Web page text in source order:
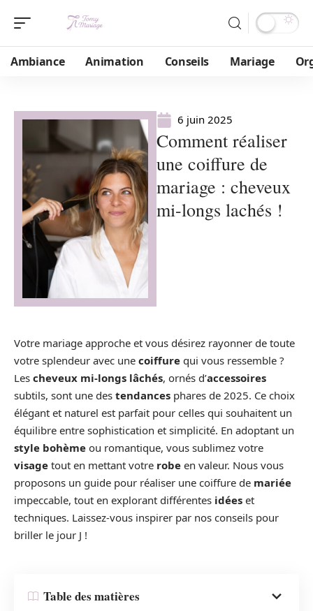
Ambiance Animation Conseils Mariage
6 juin 2025
Comment réaliser
une coiffure de
mariage : cheveux
mi-longs lachés !
Votre mariage approche et vous désirez rayonner de toute
votre splendeur avec une coiffure qui vous ressemble ?
Les cheveux mi-longs lâchés, ornés d’accessoires
subtils, sont une des tendances phares de 2025. Ce choix
élégant et naturel est parfait pour celles qui souhaitent un
équilibre entre sophistication et simplicité. En adoptant un
style bohème ou romantique, vous sublimez votre
visage tout en mettant votre robe en valeur. Nous vous
proposons un guide pour réaliser une coiffure de mariée
impeccable, tout en explorant différentes idées et
techniques. Laissez-vous inspirer par nos conseils pour
briller le jour J !
Table des matières